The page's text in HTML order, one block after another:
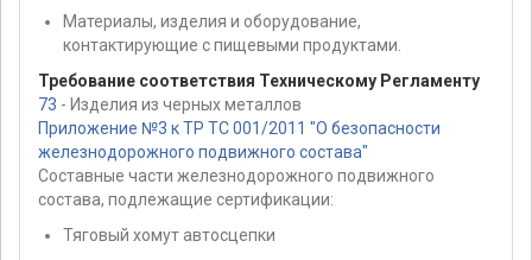
Материалы, изделия и оборудование,
контактирующие с пищевыми продуктами.
Требование соответствия Техническому Регламенту
73 - Изделия из черных металлов
Приложение №3 к ТР ТС 001/2011 "О безопасности
железнодорожного подвижного состава"
Составные части железнодорожного подвижного
состава, подлежащие сертификации:
Тяговый хомут автосцепки